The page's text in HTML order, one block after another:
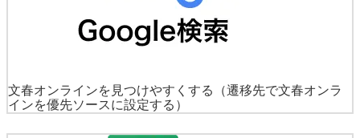
文春オンラインを見つけやすくする
（遷移先で文春オンラ
インを優先ソースに設定する）